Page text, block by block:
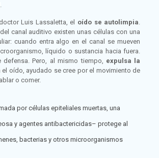
Luis Lassaletta, el oído se autolimpia.
canal auditivo existen unas células con una
cuando entra algo en el canal se mueven
líquido o sustancia hacia fuera.
defensa. Pero, al mismo tiempo, expulsa la
el oído, ayudado se cree por el movimiento de
o comer.
por células epiteliales muertas, una
y agentes antibactericidas– protege al
bacterias y otros microorganismos